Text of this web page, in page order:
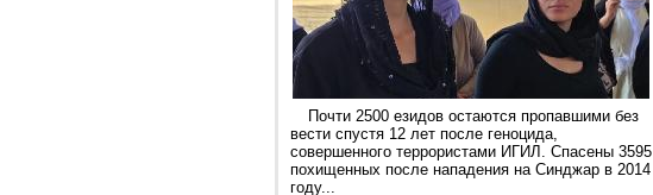
Почти 2500 езидов остаются пропавшими без
вести спустя 12 лет после геноцида,
совершенного террористами ИГИЛ. Спасены 3595
похищенных после нападения на Синджар в 2014
году...